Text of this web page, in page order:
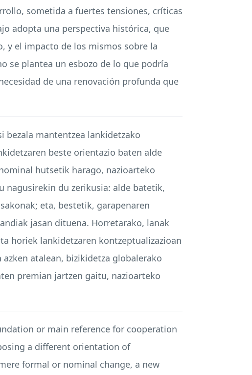
sometida a fuertes tensiones, críticas
adopta una perspectiva histórica, que
y el impacto de los mismos sobre la
se plantea un esbozo de lo que podría
de una renovación profunda que
bezala mantentzea lankidetzako
beste orientazio baten alde
hutsetik harago, nazioarteko
nagusirekin du zerikusia: alde batetik,
eta, bestetik, garapenaren
jasan dituena. Horretarako, lanak
horiek lankidetzaren kontzeptualizazioan
atalean, bizikidetza globalerako
premian jartzen gaitu, nazioarteko
or main reference for cooperation
a different orientation of
formal or nominal change, a new